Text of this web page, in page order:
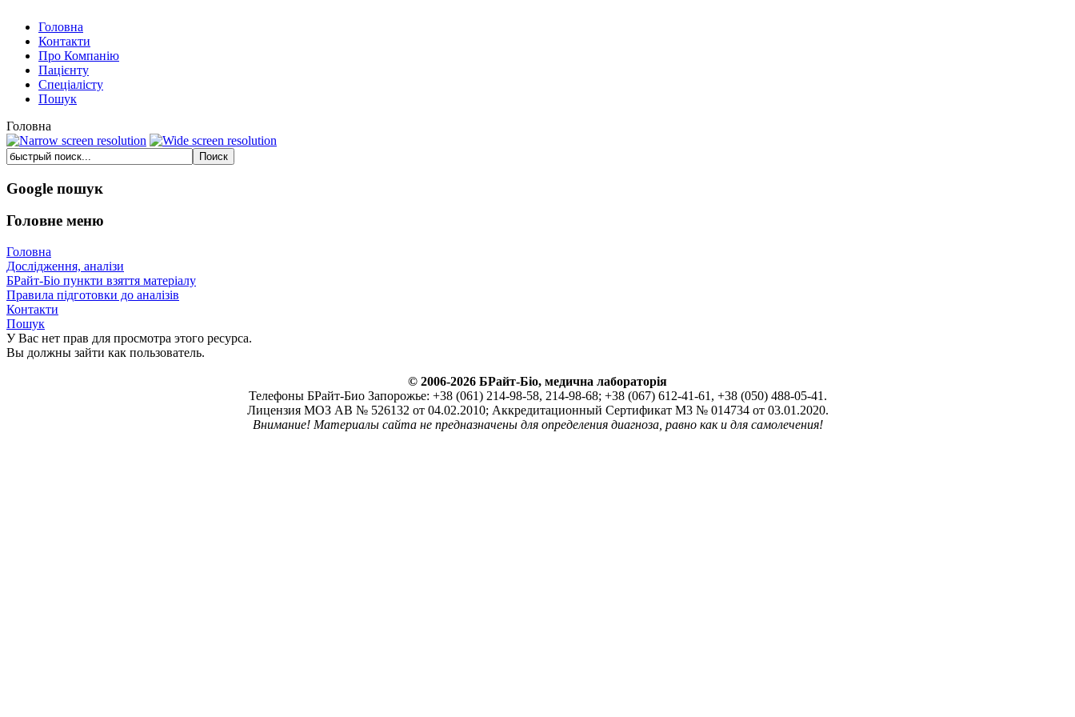
Головна
Контакти
Про Компанію
Пацієнту
Спеціалісту
Пошук
Головна
Google пошук
Головне меню
Головна
Дослідження, аналізи
БРайт-Біо пункти взяття матеріалу
Правила підготовки до аналізів
Контакти
Пошук
У Вас нет прав для просмотра этого ресурса.
Вы должны зайти как пользователь.
© 2006-2026 БРайт-Біо, медична лабораторія
Телефоны БРайт-Био Запорожье: +38 (061) 214-98-58, 214-98-68; +38 (067) 612-41-61, +38 (050) 488-05-41.
Лицензия МОЗ АВ № 526132 от 04.02.2010; Аккредитационный Сертификат М3 № 014734 от 03.01.2020.
Внимание! Материалы сайта не предназначены для определения диагноза, равно как и для самолечения!